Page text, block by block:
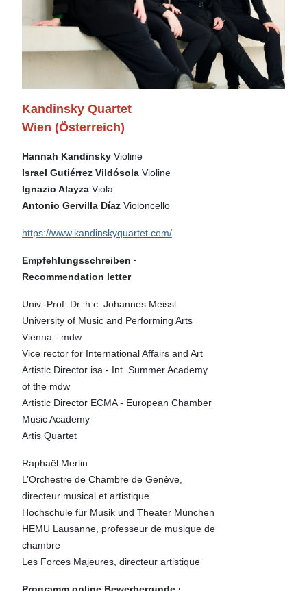
Kandinsky Quartet
Wien (Österreich)
Hannah Kandinsky Violine
Israel Gutiérrez Vildósola Violine
Ignazio Alayza Viola
Antonio Gervilla Díaz Violoncello
https://www.kandinskyquartet.com/
Empfehlungsschreiben ·
Recommendation letter
Univ.-Prof. Dr. h.c. Johannes Meissl
University of Music and Performing Arts
Vienna - mdw
Vice rector for International Affairs and Art
Artistic Director isa - Int. Summer Academy
of the mdw
Artistic Director ECMA - European Chamber
Music Academy
Artis Quartet
Raphaël Merlin
L’Orchestre de Chambre de Genève,
directeur musical et artistique
Hochschule für Musik und Theater München
HEMU Lausanne, professeur de musique de
chambre
Les Forces Majeures, directeur artistique
Programm online Bewerberrunde ·